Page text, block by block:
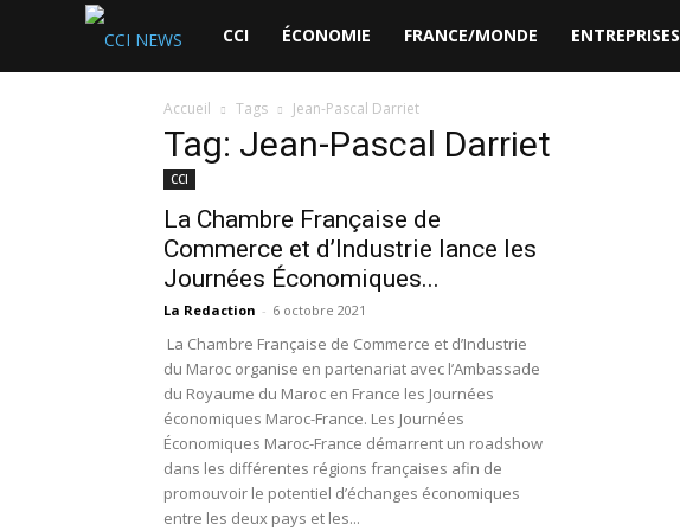
CCI
News
CCI ÉCONOMIE FRANCE/MONDE ENTREPRISES
Accueil Tags Jean-Pascal Darriet
Tag: Jean-Pascal Darriet
CCI
La Chambre Française de
Commerce et d’Industrie lance les
Journées Économiques...
La Redaction - 6 octobre 2021
La Chambre Française de Commerce et d’Industrie
du Maroc organise en partenariat avec l’Ambassade
du Royaume du Maroc en France les Journées
économiques Maroc-France. Les Journées
Économiques Maroc-France démarrent un roadshow
dans les différentes régions françaises afin de
promouvoir le potentiel d’échanges économiques
entre les deux pays et les...